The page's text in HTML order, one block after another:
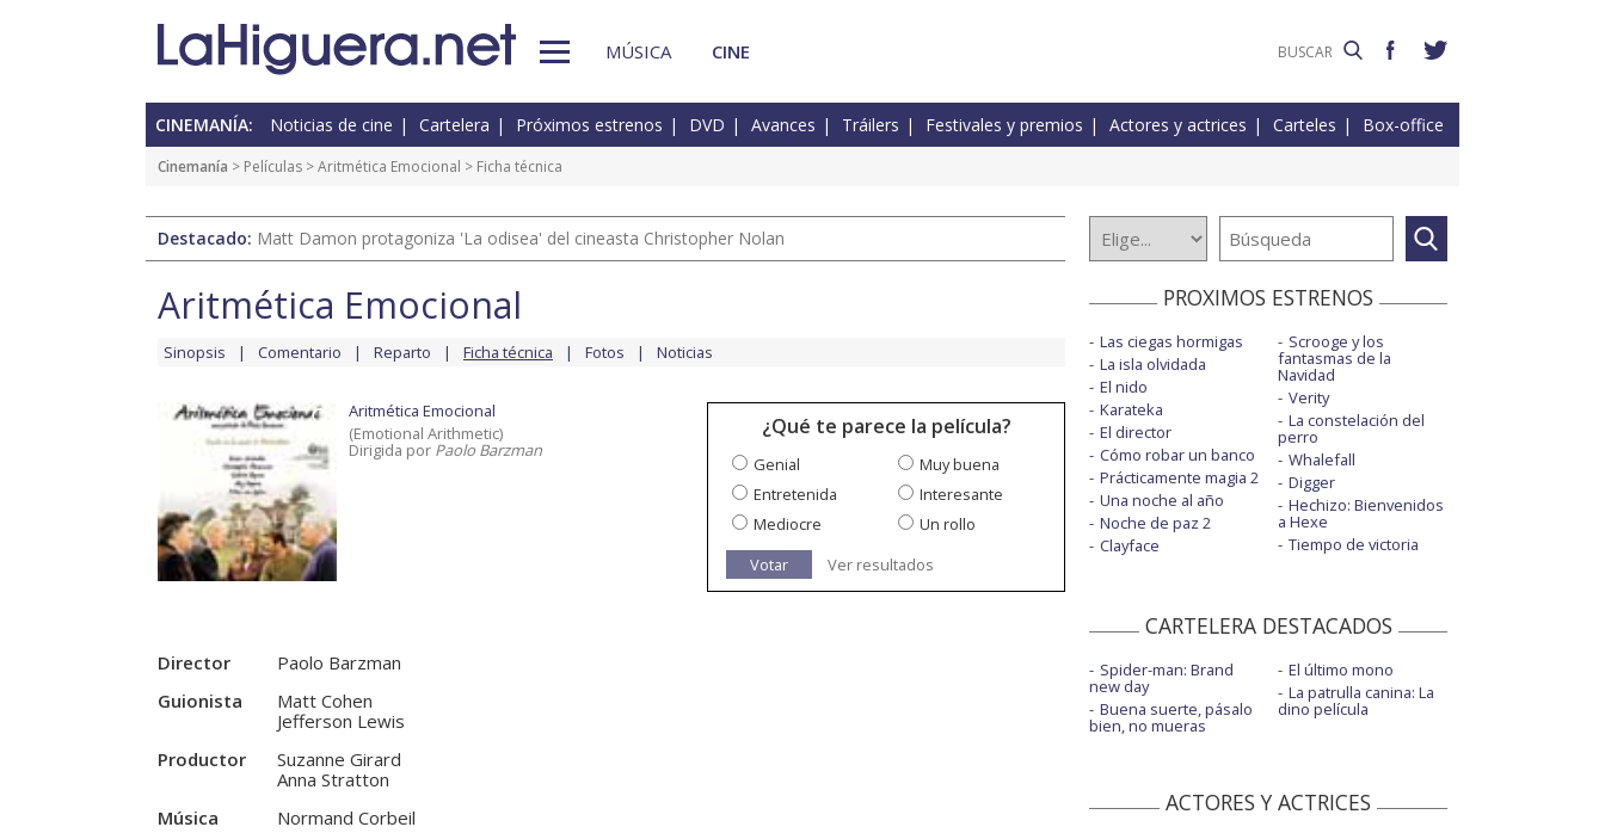
MÚSICA CINE
CINEMANÍA: Noticias de cine Cartelera Próximos estrenos DVD Avances Tráilers Festivales y premios Actores y actrices Carteles Box-office
Cinemanía > Películas >Aritmética Emocional > Ficha técnica
Destacado: Matt Damon protagoniza 'La odisea' del cineasta Christopher Nolan
Aritmética Emocional
Sinopsis Comentario Reparto Ficha técnica Fotos Noticias
Aritmética Emocional
(Emotional Arithmetic)
Dirigida por Paolo Barzman
¿Qué te parece la película?
Genial
Muy buena
Entretenida
Interesante
Mediocre
Un rollo
Votar
Ver resultados
Director
Paolo Barzman
Guionista
Matt Cohen
Jefferson Lewis
Productor
Suzanne Girard
Anna Stratton
Música
Normand Corbeil
PROXIMOS ESTRENOS
Las ciegas hormigas
La isla olvidada
El nido
Karateka
El director
Cómo robar un banco
Prácticamente magia 2
Una noche al año
Noche de paz 2
Clayface
Scrooge y los
fantasmas de la
Navidad
Verity
La constelación del
perro
Whalefall
Digger
Hechizo: Bienvenidos
a Hexe
Tiempo de victoria
CARTELERA DESTACADOS
Spider-man: Brand
new day
Buena suerte, pásalo
bien, no mueras
El último mono
La patrulla canina: La
dino película
ACTORES Y ACTRICES